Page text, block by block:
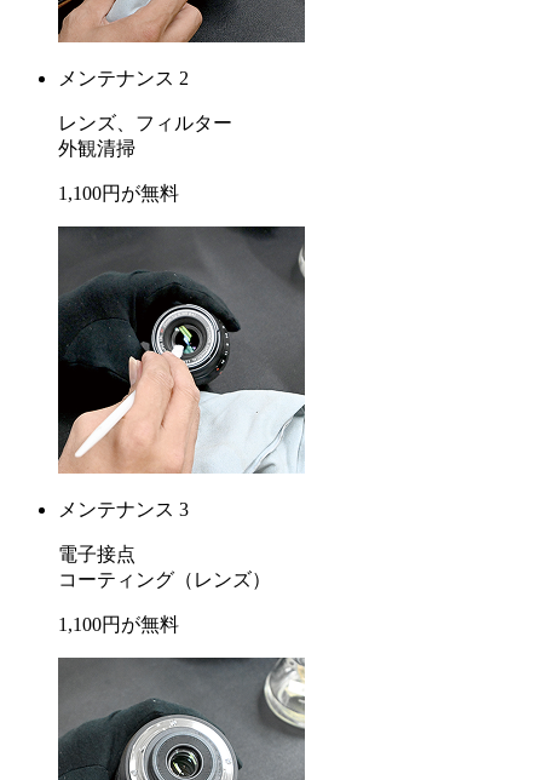
メンテナンス 2
レンズ、フィルター
外観清掃
1,100円が無料
メンテナンス 3
電子接点
コーティング （レンズ）
1,100円が無料